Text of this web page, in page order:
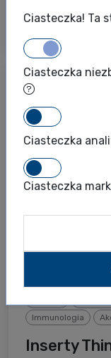
hodowlanych
Immunologia
Inserty
Ciasteczka! Ta
Ciasteczka
Ciasteczka
Ciasteczka